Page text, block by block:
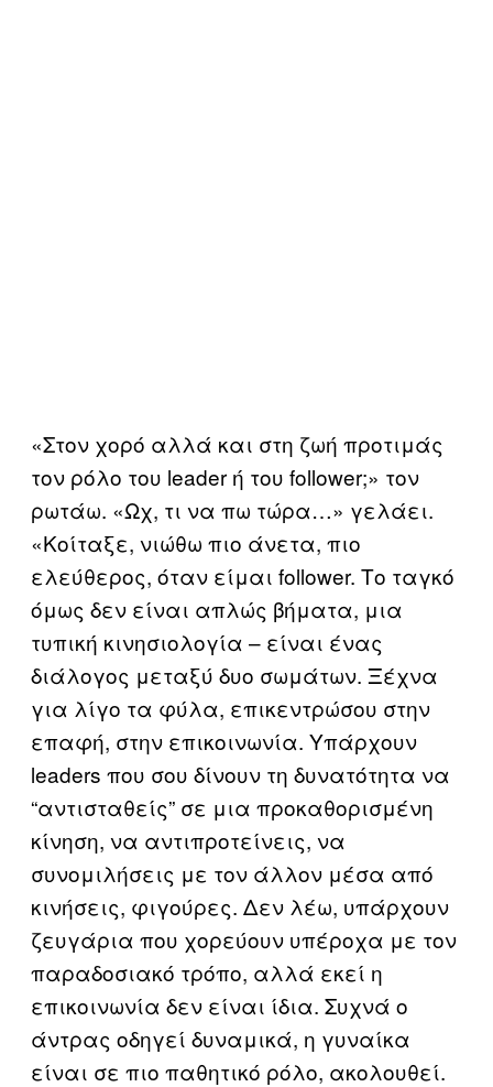
«Στον χορό αλλά και στη ζωή προτιμάς
τον ρόλο του leader ή του follower;» τον
ρωτάω. «Ωχ, τι να πω τώρα…» γελάει.
«Κοίταξε, νιώθω πιο άνετα, πιο
ελεύθερος, όταν είμαι follower. Το ταγκό
όμως δεν είναι απλώς βήματα, μια
τυπική κινησιολογία – είναι ένας
διάλογος μεταξύ δυο σωμάτων. Ξέχνα
για λίγο τα φύλα, επικεντρώσου στην
επαφή, στην επικοινωνία. Υπάρχουν
leaders που σου δίνουν τη δυνατότητα να
“αντισταθείς” σε μια προκαθορισμένη
κίνηση, να αντιπροτείνεις, να
συνομιλήσεις με τον άλλον μέσα από
κινήσεις, φιγούρες. Δεν λέω, υπάρχουν
ζευγάρια που χορεύουν υπέροχα με τον
παραδοσιακό τρόπο, αλλά εκεί η
επικοινωνία δεν είναι ίδια. Συχνά ο
άντρας οδηγεί δυναμικά, η γυναίκα
είναι σε πιο παθητικό ρόλο, ακολουθεί.